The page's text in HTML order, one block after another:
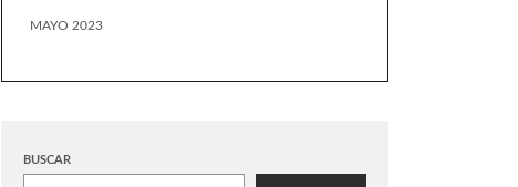
MAYO 2023
BUSCAR